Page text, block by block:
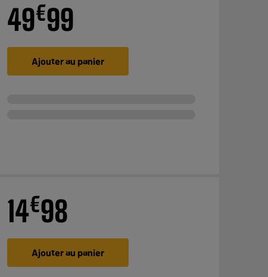
49€99
Ajouter au panier
14€98
Ajouter au panier